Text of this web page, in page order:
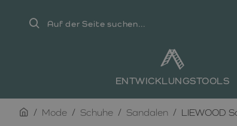
Auf
ENTWICKLUNGSTOOLS
homeMode Schuhe Sandalen LIEWOOD